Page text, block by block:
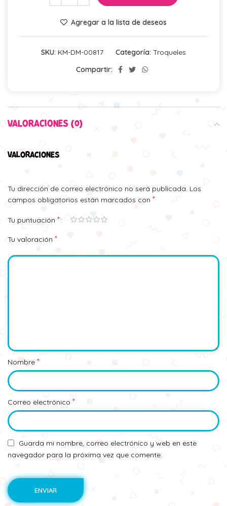
Agregar a la lista de deseos
SKU: KM-DM-00817 Categoría: Troqueles
Compartir:
VALORACIONES (0)
VALORACIONES
Tu dirección de correo electrónico no será publicada. Los
campos obligatorios están marcados con *
Tu puntuación *
Tu valoración *
Nombre *
Correo electrónico *
Guarda mi nombre, correo electrónico y web en este
navegador para la próxima vez que comente.